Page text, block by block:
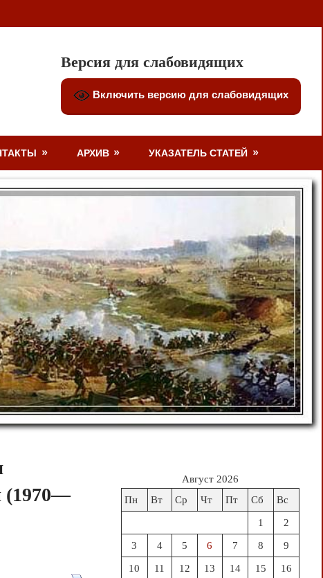
Версия для слабовидящих
Включить версию для слабовидящих
АРХИВ УКАЗАТЕЛЬ СТАТЕЙ
(1970—
Август 2026
Пн
Вт Ср Чт Пт Сб Вс
1 2
3 4 5 6 7 8 9
10 11 12 13 14 15 16